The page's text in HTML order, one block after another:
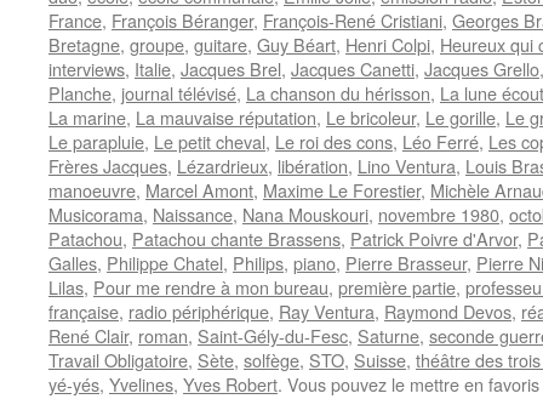
France, François Béranger, François-René Cristiani, Georges
Bretagne, groupe, guitare, Guy Béart, Henri Colpi, Heureux qui
interviews, Italie, Jacques Brel, Jacques Canetti, Jacques Grello
Planche, journal télévisé, La chanson du hérisson, La lune
La marine, La mauvaise réputation, Le bricoleur, Le gorille, Le
Le parapluie, Le petit cheval, Le roi des cons, Léo Ferré, Les
Frères Jacques, Lézardrieux, libération, Lino Ventura, Louis
manoeuvre, Marcel Amont, Maxime Le Forestier, Michèle
Musicorama, Naissance, Nana Mouskouri, novembre 1980,
Patachou, Patachou chante Brassens, Patrick Poivre d'Arvor,
Galles, Philippe Chatel, Philips, piano, Pierre Brasseur, Pierre
Lilas, Pour me rendre à mon bureau, première partie,
française, radio périphérique, Ray Ventura, Raymond Devos,
René Clair, roman, Saint-Gély-du-Fesc, Saturne, seconde
Travail Obligatoire, Sète, solfège, STO, Suisse, théâtre des
yé-yés, Yvelines, Yves Robert. Vous pouvez le mettre en